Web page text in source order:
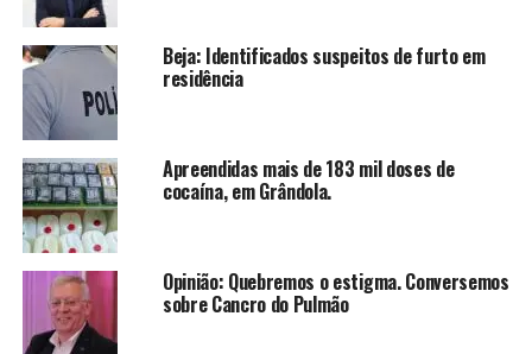
Beja: Identificados suspeitos de furto em
residência
Apreendidas mais de 183 mil doses de
cocaína, em Grândola.
Opinião: Quebremos o estigma. Conversemos
sobre Cancro do Pulmão